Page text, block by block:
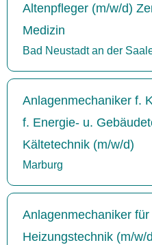
Altenpfleger (m/w/d)
Medizin
Bad Neustadt an der
Anlagenmechaniker f.
f. Energie- u.
Kältetechnik (m/w/d)
Marburg
Anlagenmechaniker
Heizungstechnik (m/w/